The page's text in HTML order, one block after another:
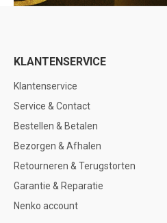
KLANTENSERVICE
Klantenservice
Service & Contact
Bestellen & Betalen
Bezorgen & Afhalen
Retourneren & Terugstorten
Garantie & Reparatie
Nenko account